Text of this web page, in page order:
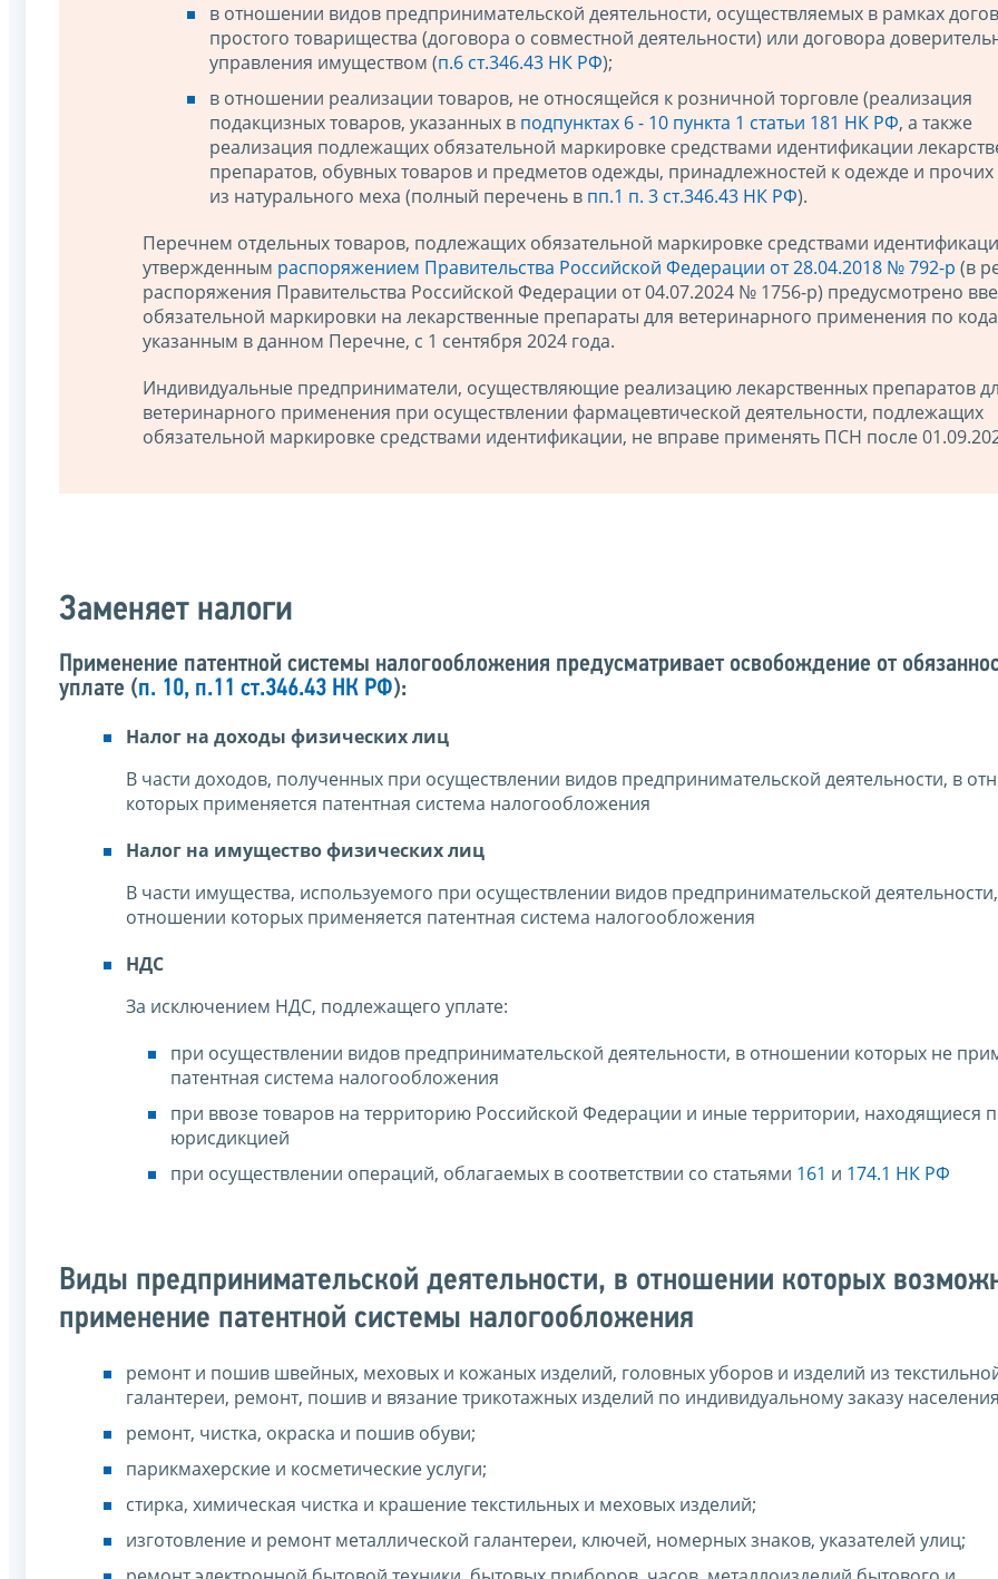
в отношении видов предпринимательской деятельности, осуществляемых в рамках
простого товарищества (договора о совместной деятельности) или договора
управления имуществом (п.6 ст.346.43 НК РФ);
в отношении реализации товаров, не относящейся к розничной торговле (реализация
подакцизных товаров, указанных в подпунктах 6 - 10 пункта 1 статьи 181 НК РФ, а также
реализация подлежащих обязательной маркировке средствами идентификации
препаратов, обувных товаров и предметов одежды, принадлежностей к одежде и прочих
из натурального меха (полный перечень в пп.1 п. 3 ст.346.43 НК РФ).
Перечнем отдельных товаров, подлежащих обязательной маркировке средствами
утвержденным распоряжением Правительства Российской Федерации от 28.04.2018 № 792-р (в
распоряжения Правительства Российской Федерации от 04.07.2024 № 1756-р) предусмотрено
обязательной маркировки на лекарственные препараты для ветеринарного применения по
указанным в данном Перечне, с 1 сентября 2024 года.
Индивидуальные предприниматели, осуществляющие реализацию лекарственных препаратов
ветеринарного применения при осуществлении фармацевтической деятельности, подлежащих
обязательной маркировке средствами идентификации, не вправе применять ПСН после
Заменяет налоги
Применение патентной системы налогообложения предусматривает освобождение от
уплате (п. 10, п.11 ст.346.43 НК РФ):
Налог на доходы физических лиц
В части доходов, полученных при осуществлении видов предпринимательской деятельности, в
которых применяется патентная система налогообложения
Налог на имущество физических лиц
В части имущества, используемого при осуществлении видов предпринимательской
отношении которых применяется патентная система налогообложения
НДС
За исключением НДС, подлежащего уплате:
при осуществлении видов предпринимательской деятельности, в отношении которых не
патентная система налогообложения
при ввозе товаров на территорию Российской Федерации и иные территории, находящиеся
юрисдикцией
при осуществлении операций, облагаемых в соответствии со статьями 161 и 174.1 НК РФ
Виды предпринимательской деятельности, в отношении которых
применение патентной системы налогообложения
ремонт и пошив швейных, меховых и кожаных изделий, головных уборов и изделий из
галантереи, ремонт, пошив и вязание трикотажных изделий по индивидуальному заказу населения
ремонт, чистка, окраска и пошив обуви;
парикмахерские и косметические услуги;
стирка, химическая чистка и крашение текстильных и меховых изделий;
изготовление и ремонт металлической галантереи, ключей, номерных знаков, указателей улиц;